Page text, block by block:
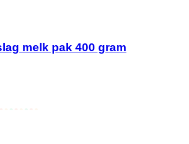
melk pak 400 gram